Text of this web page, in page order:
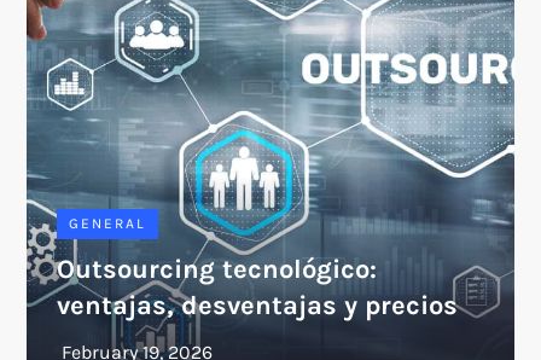
GENERAL
Outsourcing tecnológico:
ventajas, desventajas y precios